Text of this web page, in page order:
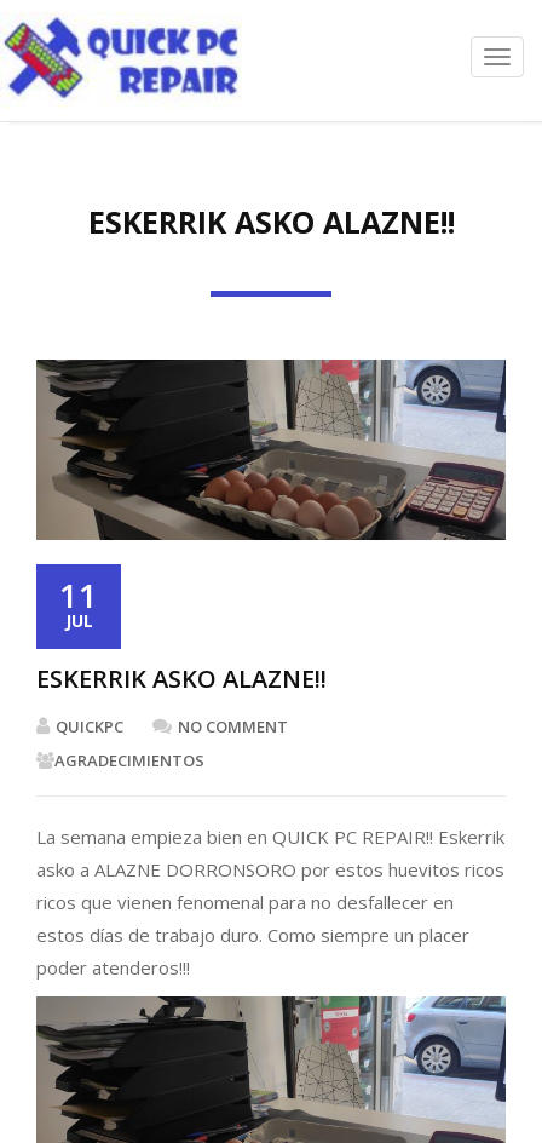
ESKERRIK ASKO ALAZNE!!
11
JUL
ESKERRIK ASKO ALAZNE!!
QUICKPC
NO COMMENT
AGRADECIMIENTOS
La semana empieza bien en QUICK PC REPAIR!! Eskerrik
asko a ALAZNE DORRONSORO por estos huevitos ricos
ricos que vienen fenomenal para no desfallecer en
estos días de trabajo duro. Como siempre un placer
poder atenderos!!!